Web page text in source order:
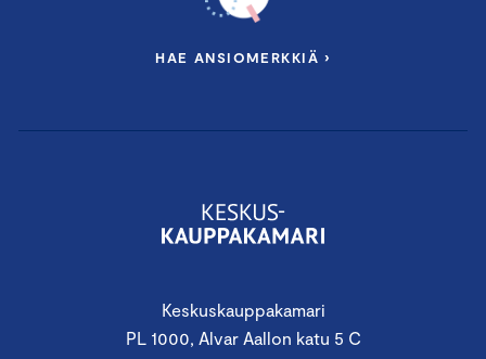
Keskuskauppakamari
PL 1000, Alvar Aallon katu 5 C
HAE ANSIOMERKKIÄ ›